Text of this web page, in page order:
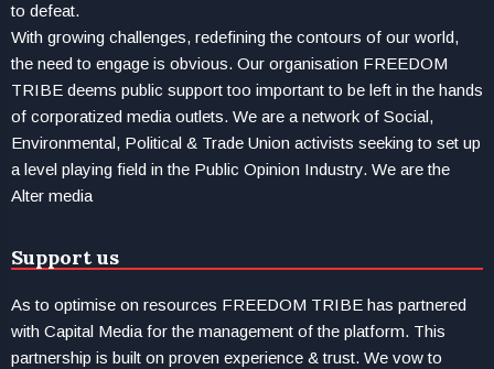
to defeat.
With growing challenges, redefining the contours of our world,
the need to engage is obvious. Our organisation FREEDOM
TRIBE deems public support too important to be left in the hands
of corporatized media outlets. We are a network of Social,
Environmental, Political & Trade Union activists seeking to set up
a level playing field in the Public Opinion Industry. We are the
Alter media
Support us
As to optimise on resources FREEDOM TRIBE has partnered
with Capital Media for the management of the platform. This
partnership is built on proven experience & trust. We vow to